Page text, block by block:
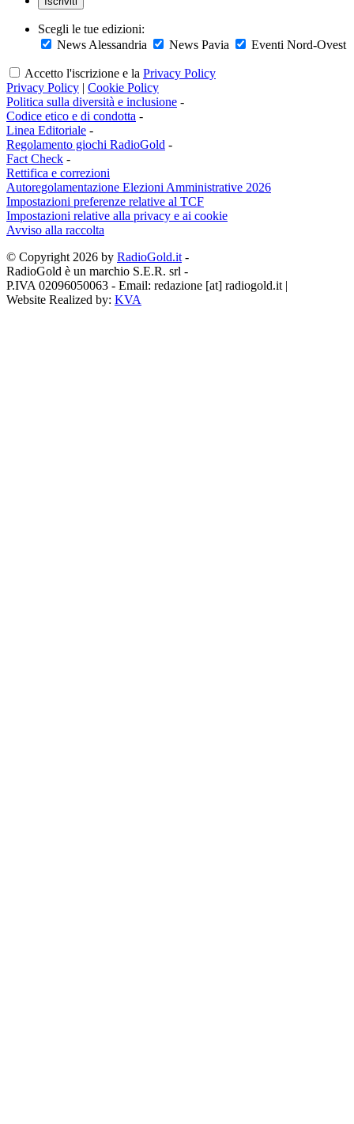
Scegli le tue edizioni:
News Alessandria
News Pavia Eventi Nord-Ovest
Accetto l'iscrizione e la Privacy Policy
Privacy Policy | Cookie Policy
Politica sulla diversità e inclusione -
Codice etico e di condotta -
Linea Editoriale -
Regolamento giochi RadioGold -
Fact Check -
Rettifica e correzioni
Autoregolamentazione Elezioni Amministrative 2026
Impostazioni preferenze relative al TCF
Impostazioni relative alla privacy e ai cookie
Avviso alla raccolta
© Copyright 2026 by RadioGold.it -
RadioGold è un marchio S.E.R. srl -
P.IVA 02096050063 - Email: redazione [at] radiogold.it |
Website Realized by: KVA